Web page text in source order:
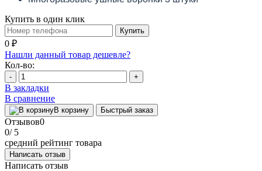
Купить в один клик
Купить
0 ₽
Нашли данный товар дешевле?
Кол-во:
- +
В закладки
В сравнение
В корзину Быстрый заказ
Отзывов0
0/ 5
средний рейтинг товара
Написать отзыв
Написать отзыв